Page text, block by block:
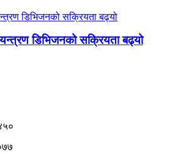
डिभिजनको सक्रियता बढ्यो